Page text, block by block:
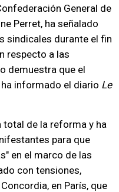
General de
Perret, ha señalado
sindicales durante el fin
respecto a las
demuestra que el
informado el diario Le
de la reforma y ha
para que
en el marco de las
con tensiones,
en París, que